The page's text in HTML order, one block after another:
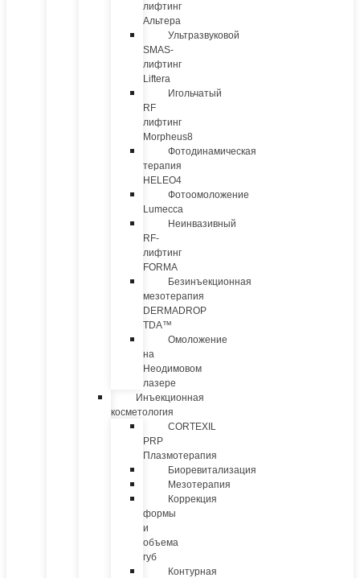
лифтинг
Альтера
Ультразвуковой
SMAS-
лифтинг
Liftera
Игольчатый
RF
лифтинг
Morpheus8
Фотодинамическая
терапия
HELEO4
Фотоомоложение
Lumecca
Неинвазивный
RF-
лифтинг
FORMA
Безинъекционная
мезотерапия
DERMADROP
TDA™
Омоложение
на
Неодимовом
лазере
Инъекционная
косметология
CORTEXIL
PRP
Плазмотерапия
Биоревитализация
Мезотерапия
Коррекция
формы
и
объема
губ
Контурная